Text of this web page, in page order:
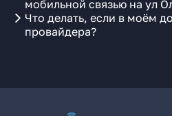
мобильной связью на ул
Что делать, если в моём
провайдера?